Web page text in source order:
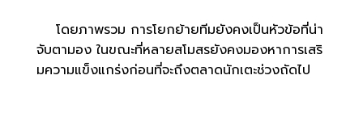
โดยภาพรวม การโยกย้ายทีมยังคงเป็นหัวข้อที่น่า
จับตามอง ในขณะที่หลายสโมสรยังคงมองหาการเสริ
มความแข็งแกร่งก่อนที่จะถึงตลาดนักเตะช่วงถัดไป